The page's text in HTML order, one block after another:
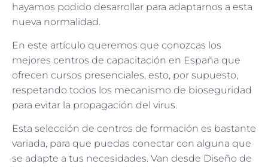
hayamos podido desarrollar para adaptarnos a esta
nueva normalidad.
En este artículo queremos que conozcas los
mejores centros de capacitación en España que
ofrecen cursos presenciales, esto, por supuesto,
respetando todos los mecanismo de bioseguridad
para evitar la propagación del virus.
Esta selección de centros de formación es bastante
variada, para que puedas conectar con alguna que
se adapte a tus necesidades. Van desde Diseño de